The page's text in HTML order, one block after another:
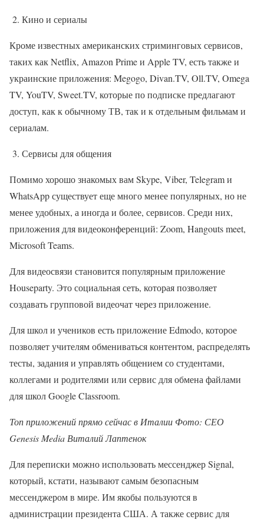
2. Кино и сериалы
Кроме известных американских стриминговых сервисов,
таких как Netflix, Amazon Prime и Apple TV, есть также и
украинские приложения: Megogo, Divan.TV, Oll.TV, Omega
TV, YouTV, Sweet.TV, которые по подписке предлагают
доступ, как к обычному ТВ, так и к отдельным фильмам и
сериалам.
3. Сервисы для общения
Помимо хорошо знакомых вам Skype, Viber, Telegram и
WhatsApp существует еще много менее популярных, но не
менее удобных, а иногда и более, сервисов. Среди них,
приложения для видеоконференций: Zoom, Hangouts meet,
Microsoft Teams.
Для видеосвязи становится популярным приложение
Houseparty. Это социальная сеть, которая позволяет
создавать групповой видеочат через приложение.
Для школ и учеников есть приложение Edmodo, которое
позволяет учителям обмениваться контентом, распределять
тесты, задания и управлять общением со студентами,
коллегами и родителями или сервис для обмена файлами
для школ Google Classroom.
Топ приложений прямо сейчас в Италии Фото: СЕО
Genesis Media Виталий Лаптенок
Для переписки можно использовать мессенджер Signal,
который, кстати, называют самым безопасным
мессенджером в мире. Им якобы пользуются в
администрации президента США. А также сервис для